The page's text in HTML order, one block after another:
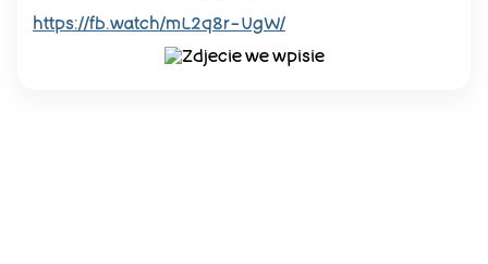
https://fb.watch/mL2q8r-UgW/